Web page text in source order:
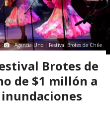
Agencia Uno | Festival Brotes de Chile
Brotes de
de $1 millón a